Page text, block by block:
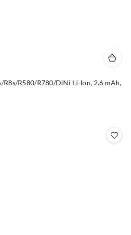
R8s/R580/R780/DiNi Li-Ion, 2.6 mAh,